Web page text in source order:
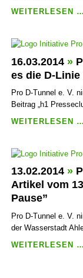
WEITERLESEN …
16.03.2014 »
es die D-
Pro D-Tunnel e. V.
Beitrag „h1
WEITERLESEN …
13.02.2014 »
Artikel vom
Pause”
Pro D-Tunnel e. V.
der Wasserstadt
WEITERLESEN …